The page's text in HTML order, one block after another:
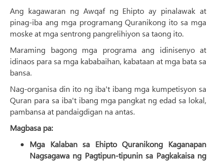
Ang kagawaran ng Awqaf ng Ehipto ay pinalawak at
pinag-iba ang mga programang Quranikong ito sa mga
moske at mga sentrong pangrelihiyon sa taong ito.
Maraming bagong mga programa ang idinisenyo at
idinaos para sa mga kababaihan, kabataan at mga bata sa
bansa.
Nag-organisa din ito ng iba't ibang mga kumpetisyon sa
Quran para sa iba't ibang mga pangkat ng edad sa lokal,
pambansa at pandaigdigan na antas.
Magbasa pa:
Mga Kalaban sa Ehipto Quranikong Kaganapan
Nagsagawa ng Pagtipun-tipunin sa Pagkakaisa ng